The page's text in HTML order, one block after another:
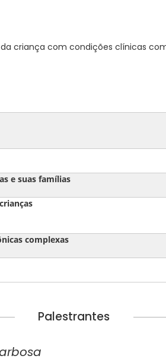
criança com condições clínicas
e suas famílias
complexas
Palestrantes